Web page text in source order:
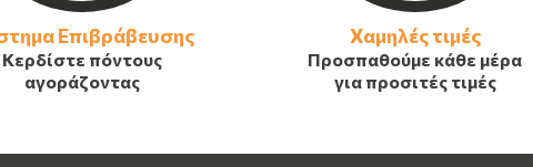
Επιβράβευσης
Κερδίστε πόντους
αγοράζοντας
Χαμηλές τιμές
Προσπαθούμε κάθε μέρα
για προσιτές τιμές